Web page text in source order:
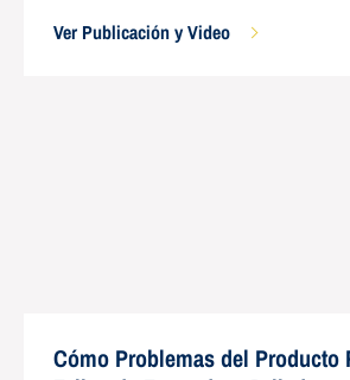
Ver Publicación y Video
Cómo Problemas del Producto